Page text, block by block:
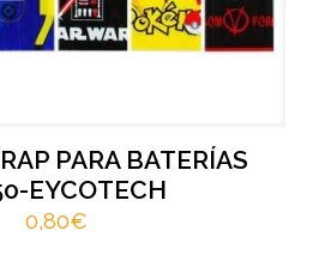
PARA BATERÍAS
EYCOTECH
0,80€